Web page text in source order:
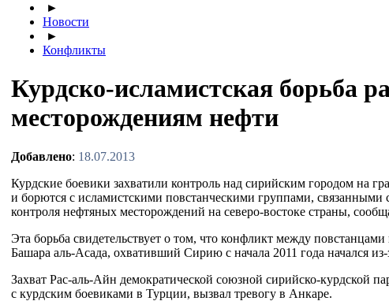
►
Новости
►
Конфликты
Курдско-исламистская борьба
месторождениям нефти
Добавлено: 18.07.2013
Курдские боевики захватили контроль над сирийским городом на
и борются с исламистскими повстанческими группами, связанными
контроля нефтяных месторождений на северо-востоке страны,
Эта борьба свидетельствует о том, что конфликт между
Башара аль-Асада, охвативший Сирию с начала 2011 года начался из-
Захват Рас-аль-Айн демократической союзной сирийско-курдской
с курдским боевиками в Турции, вызвал тревогу в Анкаре.